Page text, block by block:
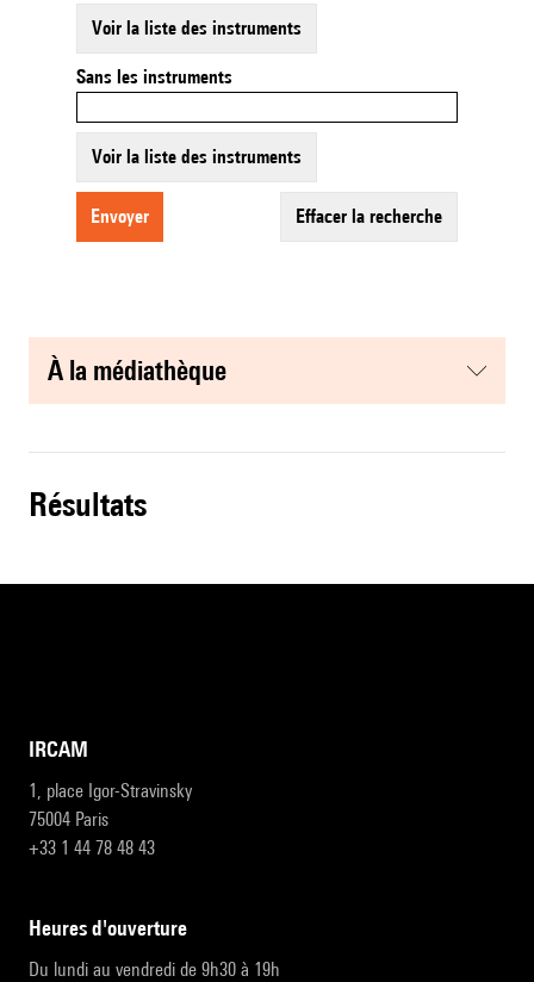
Voir la liste des instruments
Sans les instruments
Voir la liste des instruments
envoyer effacer la recherche
à la médiathèque
résultats
IRCAM
1, place Igor-Stravinsky
75004 Paris
+33 1 44 78 48 43
heures d'ouverture
Du lundi au vendredi de 9h30 à 19h